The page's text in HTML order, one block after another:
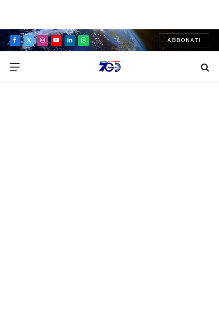
Facebook
X
Instagram
YouTubeLinkedInWhatsApp
ABBONATI